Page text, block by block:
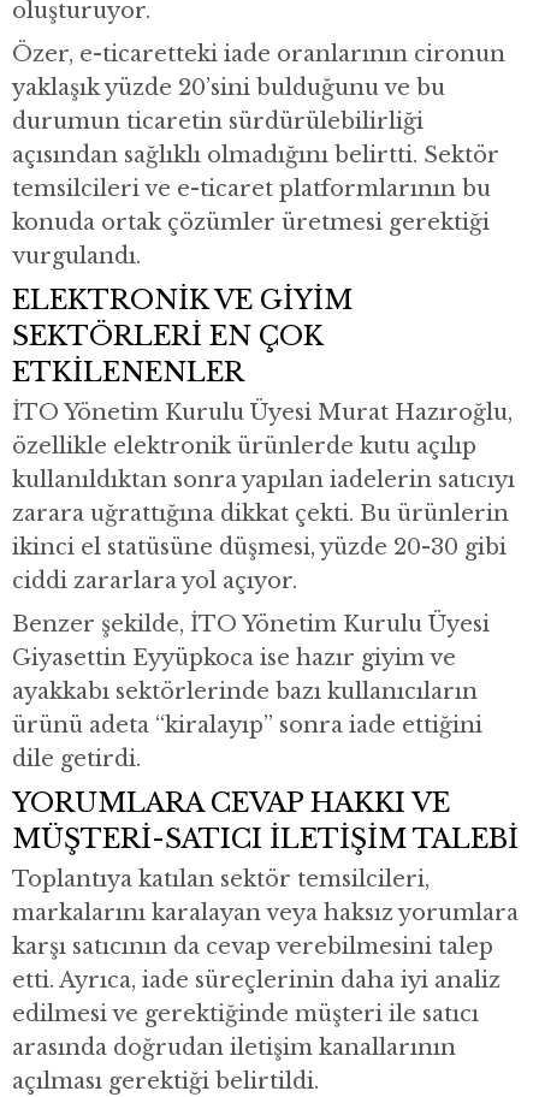
oluşturuyor.
Özer, e-ticaretteki iade oranlarının cironun
yaklaşık yüzde 20’sini bulduğunu ve bu
durumun ticaretin sürdürülebilirliği
açısından sağlıklı olmadığını belirtti. Sektör
temsilcileri ve e-ticaret platformlarının bu
konuda ortak çözümler üretmesi gerektiği
vurgulandı.
ELEKTRONİK VE GİYİM
SEKTÖRLERİ EN ÇOK
ETKİLENENLER
İTO Yönetim Kurulu Üyesi Murat Hazıroğlu,
özellikle elektronik ürünlerde kutu açılıp
kullanıldıktan sonra yapılan iadelerin satıcıyı
zarara uğrattığına dikkat çekti. Bu ürünlerin
ikinci el statüsüne düşmesi, yüzde 20-30 gibi
ciddi zararlara yol açıyor.
Benzer şekilde, İTO Yönetim Kurulu Üyesi
Giyasettin Eyyüpkoca ise hazır giyim ve
ayakkabı sektörlerinde bazı kullanıcıların
ürünü adeta “kiralayıp” sonra iade ettiğini
dile getirdi.
YORUMLARA CEVAP HAKKI VE
MÜŞTERİ-SATICI İLETİŞİM TALEBİ
Toplantıya katılan sektör temsilcileri,
markalarını karalayan veya haksız yorumlara
karşı satıcının da cevap verebilmesini talep
etti. Ayrıca, iade süreçlerinin daha iyi analiz
edilmesi ve gerektiğinde müşteri ile satıcı
arasında doğrudan iletişim kanallarının
açılması gerektiği belirtildi.